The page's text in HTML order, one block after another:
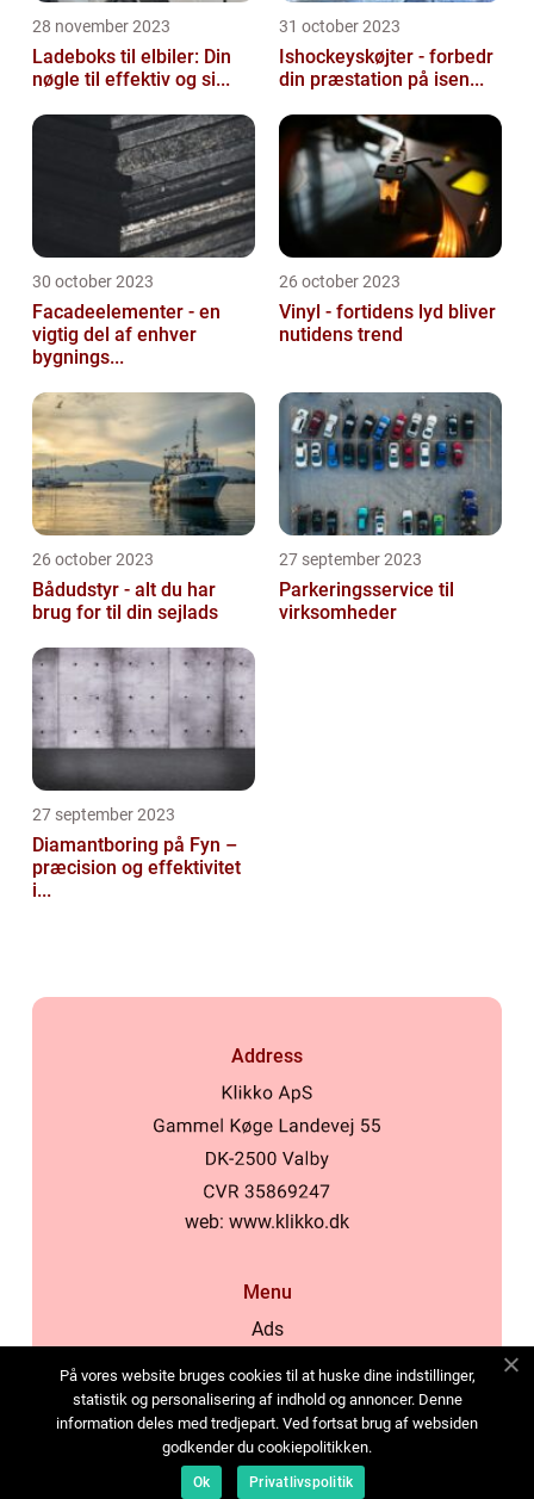
28 november 2023
Ladeboks til elbiler: Din
nøgle til effektiv og si...
31 october 2023
Ishockeyskøjter - forbedr
din præstation på isen...
30 october 2023
Facadeelementer - en
vigtig del af enhver
bygnings...
26 october 2023
Vinyl - fortidens lyd bliver
nutidens trend
26 october 2023
Bådudstyr - alt du har
brug for til din sejlads
27 september 2023
Parkeringsservice til
virksomheder
27 september 2023
Diamantboring på Fyn –
præcision og effektivitet
i...
Address
web: www.klikko.dk
Menu
Ads
Cookies
Contact
Sitemap
På vores website bruges cookies til at huske dine indstillinger,
statistik og personalisering af indhold og annoncer. Denne
information deles med tredjepart. Ved fortsat brug af websiden
godkender du cookiepolitikken.
Ok Privatlivspolitik